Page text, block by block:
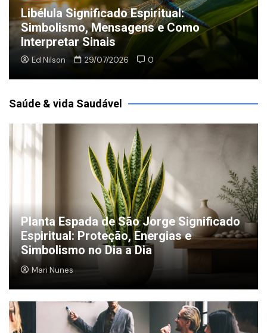
Libélula Significado Espiritual:
Simbolismo, Mensagens e Como
Interpretar Sinais
Ed Nilson 29/07/2026 0
Saúde & vida Saudável
Planta Espada de São Jorge Significado
Espiritual: Proteção, Energias e
Simbolismo no Dia a Dia
Mari Nunes